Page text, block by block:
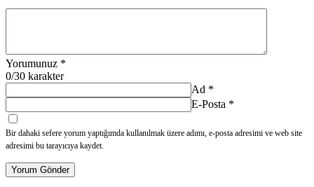
Yorumunuz *
0/30 karakter
Ad *
E-Posta *
Bir dahaki sefere yorum yaptığımda kullanılmak üzere adımı, e-posta adresimi ve web site
adresimi bu tarayıcıya kaydet.
Yorum Gönder